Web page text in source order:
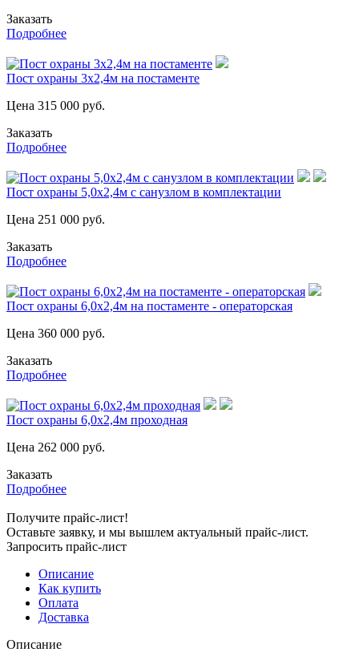
Заказать
Подробнее
Пост охраны 3х2,4м на постаменте
Цена 315 000 руб.
Заказать
Подробнее
Пост охраны 5,0х2,4м с санузлом в комплектации
Цена 251 000 руб.
Заказать
Подробнее
Пост охраны 6,0х2,4м на постаменте - операторская
Цена 360 000 руб.
Заказать
Подробнее
Пост охраны 6,0х2,4м проходная
Цена 262 000 руб.
Заказать
Подробнее
Получите прайс-лист!
Оставьте заявку, и мы вышлем актуальный прайс-лист.
Запросить прайс-лист
Описание
Как купить
Оплата
Доставка
Описание